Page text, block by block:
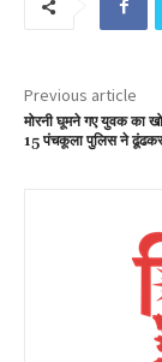
Previous article
मोरनी घूमने गए युवक का
15 पंचकूला पुलिस ने ढूंढकर